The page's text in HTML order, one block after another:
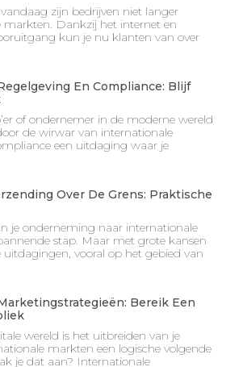
zijn bedrijven niet langer
markten. Dankzij het internet en
kun je nu klanten van over
En Compliance: Blijf
of ondernemer in de moderne wereld
de wirwar van internationale
een uitdaging waar je
Over De Grens: Praktische
je onderneming naar internationale
stap. Maar met grote kansen
vooral op het gebied van
Bereik Een
wereld is het uitbreiden van je
markten een logische volgende
je dat aan? Internationale